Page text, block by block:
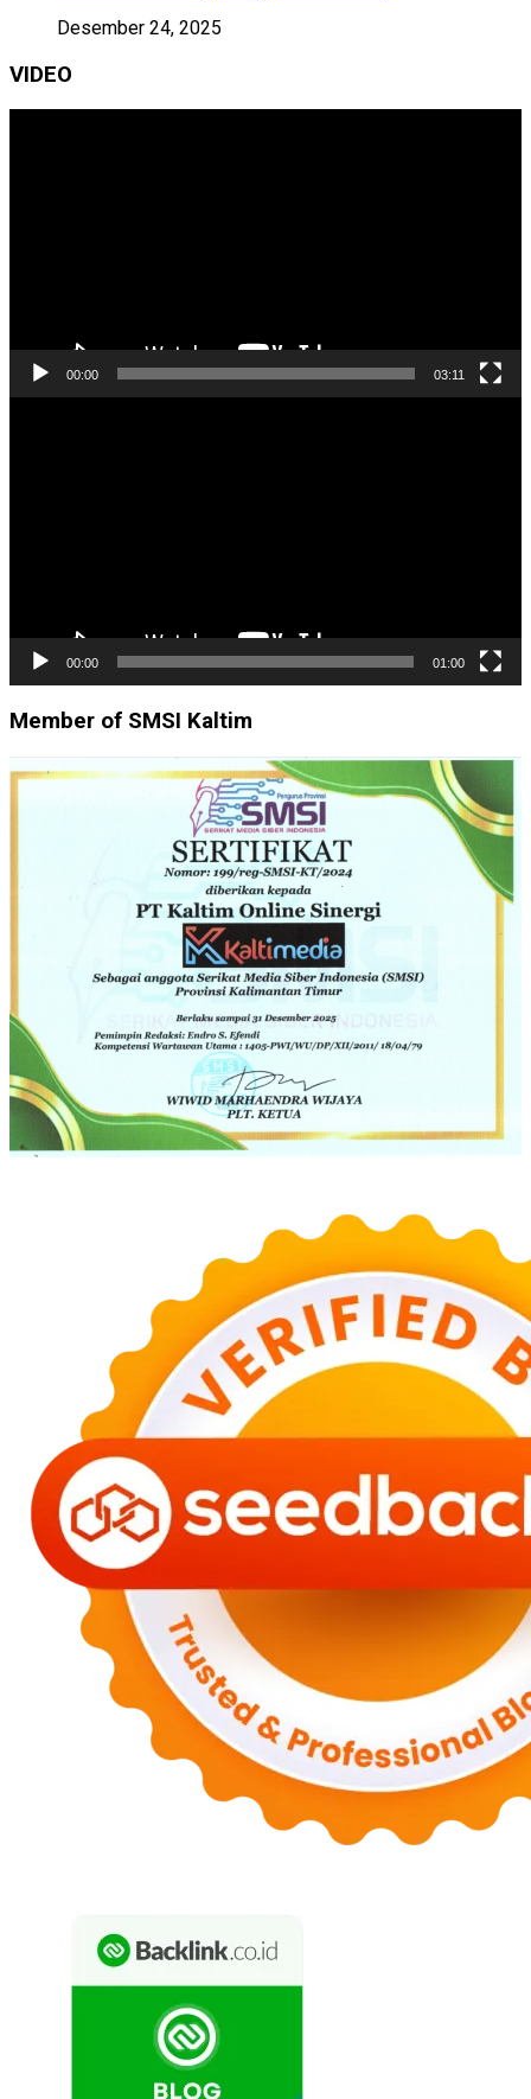
Desember 24, 2025
VIDEO
00:00 03:11
00:00 01:00
Member of SMSI Kaltim